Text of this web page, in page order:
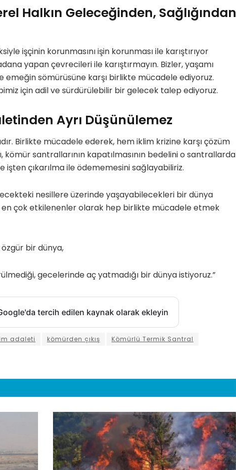
Halkın Geleceğinden, Sağlığından
işçinin korunmasını işin korunması ile karıştırıyor
yapan çevrecileri ile karıştırmayın. Bizler, yaşamı
emeğin sömürüsüne karşı birlikte mücadele ediyoruz.
için adil ve sürdürülebilir bir gelecek talep ediyoruz.
Ayrı Düşünülemez
Birlikte mücadele ederek, hem iklim krizine karşı çözüm
kömür santrallarının kapatılmasının bedelini o santrallarda
işten çıkarılma ile ödememesini sağlayabiliriz.
nesillere üzerinde yaşayabilecekleri bir dünya
en çok etkilenenler olarak hep birlikte mücadele etmek
özgür bir dünya,
gecelerinde aç yatmadığı bir dünya istiyoruz.”
tercih edilen kaynak olarak ekleyin
adaleti kömürden çıkış
Kömürlü Termik Santral